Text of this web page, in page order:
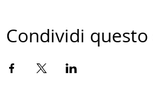
Condividi